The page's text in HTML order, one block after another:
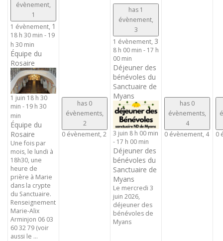
évènement,
1
1 évènement, 1
18 h 30 min - 19
h 30 min
Équipe du
Rosaire
1 juin 18 h 30
min - 19 h 30
min
Équipe du
Rosaire
Une fois par
mois, le lundi à
18h30, une
heure de
prière à Marie
dans la crypte
du Sanctuaire.
Renseignement
Marie-Alix
Arminjon 06 03
60 32 79 (voir
aussi le ...
has 0
évènements,
2
0 évènement, 2
has 1
évènement,
3
1 évènement, 3
8 h 00 min - 17 h
00 min
Déjeuner des
bénévoles du
Sanctuaire de
Myans
3 juin 8 h 00 min
- 17 h 00 min
Déjeuner des
bénévoles du
Sanctuaire de
Myans
Le mercredi 3
juin 2026,
déjeuner des
bénévoles de
Myans
has 0
évènements,
4
0 évènement, 4 0